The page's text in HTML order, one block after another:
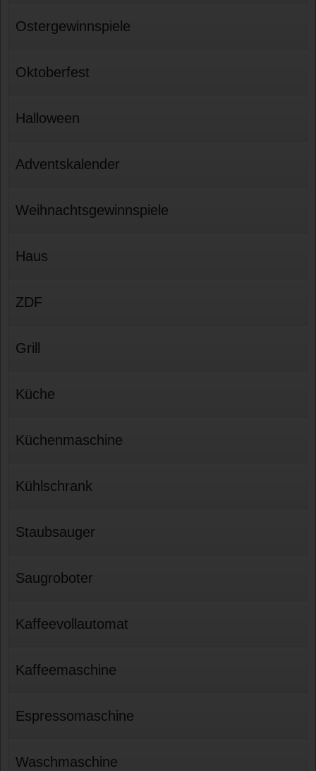
Ostergewinnspiele
Oktoberfest
Halloween
Adventskalender
Weihnachtsgewinnspiele
Haus
ZDF
Grill
Küche
Küchenmaschine
Kühlschrank
Staubsauger
Saugroboter
Kaffeevollautomat
Kaffeemaschine
Espressomaschine
Waschmaschine